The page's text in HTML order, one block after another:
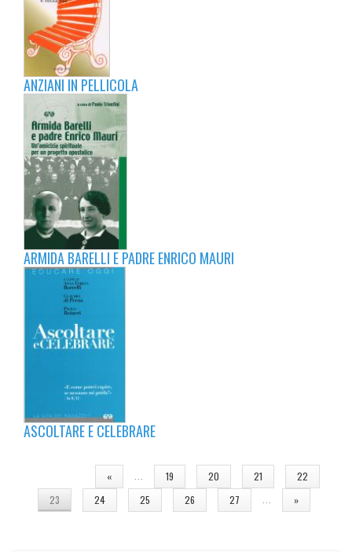
ANZIANI IN PELLICOLA
ARMIDA BARELLI E PADRE ENRICO MAURI
ASCOLTARE E CELEBRARE
« … 19 20 21
22
23
24 25 26 27 … »